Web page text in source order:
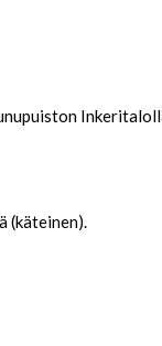
(käteinen).